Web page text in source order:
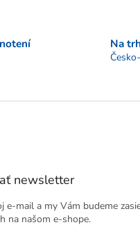
Na
newsletter
e-mail a my Vám budeme
na našom e-shope.